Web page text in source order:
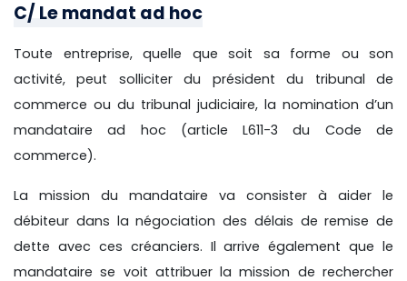
C/ Le mandat ad hoc
Toute entreprise, quelle que soit sa forme ou son
activité, peut solliciter du président du tribunal de
commerce ou du tribunal judiciaire, la nomination d’un
mandataire ad hoc (article L611-3 du Code de
commerce).
La mission du mandataire va consister à aider le
débiteur dans la négociation des délais de remise de
dette avec ces créanciers. Il arrive également que le
mandataire se voit attribuer la mission de rechercher